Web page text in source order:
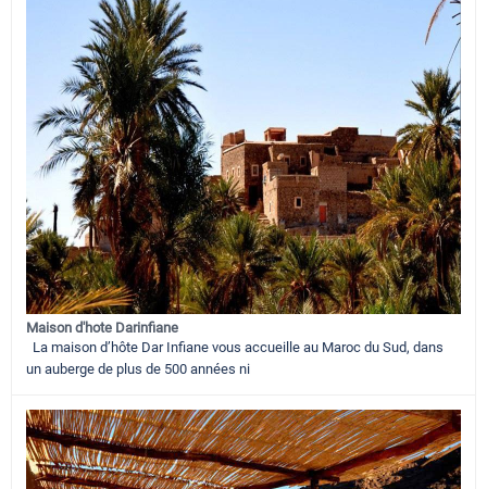
Maison d'hote Darinfiane
La maison d’hôte Dar Infiane vous accueille au Maroc du Sud, dans
un auberge de plus de 500 années ni